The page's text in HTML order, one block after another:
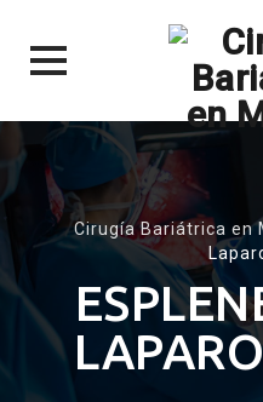
to
content
Cirugía Bariátrica en